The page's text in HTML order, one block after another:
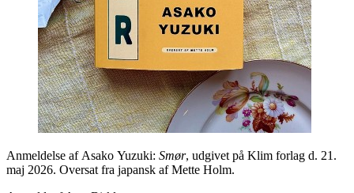
Anmeldelse af Asako Yuzuki: Smør, udgivet på Klim forlag d. 21.
maj 2026. Oversat fra japansk af Mette Holm.